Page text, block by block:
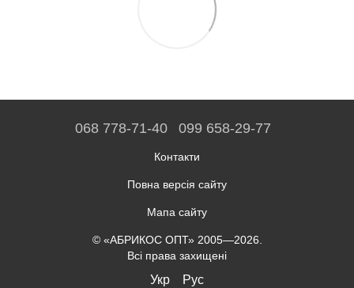
068 778-71-40 099 658-29-77
Контакти
Повна версія сайту
Мапа сайту
© «АБРИКОС ОПТ» 2005—2026.
Всі права захищені
Укр Рус